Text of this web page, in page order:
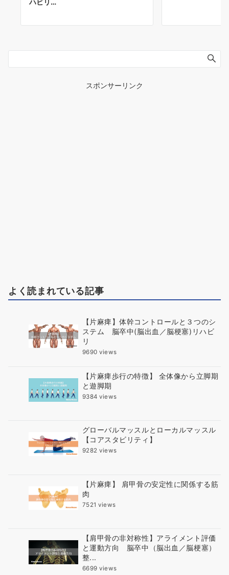
スポンサーリンク
よく読まれている記事
【片麻痺】体幹コントロールと３つのシ
ステム 脳卒中(脳出血／脳梗塞)リハビ
リ
9690 views
【片麻痺歩行の特徴】 全体像から立脚期
と遊脚期
9384 views
グローバルマッスルとローカルマッスル
【コアスタビリティ】
9282 views
【片麻痺】 肩甲骨の安定性に関係する筋
肉
7521 views
【肩甲骨の非対称性】アライメント評価
と運動方向 脳卒中（脳出血／脳梗塞）
整...
6699 views